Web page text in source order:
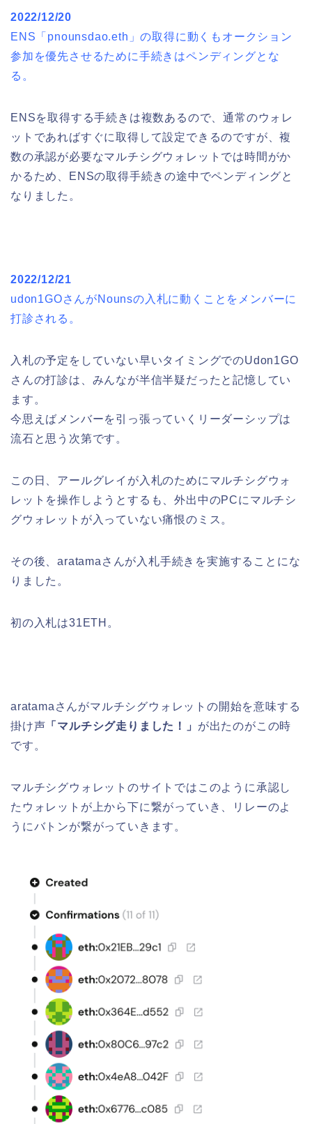
2022/12/20
ENS「pnounsdao.eth」の取得に動くもオークション
参加を優先させるために手続きはペンディングとな
る。
ENSを取得する手続きは複数あるので、通常のウォレ
ットであればすぐに取得して設定できるのですが、複
数の承認が必要なマルチシグウォレットでは時間がか
かるため、ENSの取得手続きの途中でペンディングと
なりました。
2022/12/21
udon1GOさんがNounsの入札に動くことをメンバーに
打診される。
入札の予定をしていない早いタイミングでのUdon1GO
さんの打診は、みんなが半信半疑だったと記憶してい
ます。
今思えばメンバーを引っ張っていくリーダーシップは
流石と思う次第です。
この日、アールグレイが入札のためにマルチシグウォ
レットを操作しようとするも、外出中のPCにマルチシ
グウォレットが入っていない痛恨のミス。
その後、aratamaさんが入札手続きを実施することにな
りました。
初の入札は31ETH。
aratamaさんがマルチシグウォレットの開始を意味する
掛け声 「マルチシグ走りました！」 が出たのがこの時
です。
マルチシグウォレットのサイトではこのように承認し
たウォレットが上から下に繋がっていき、リレーのよ
うにバトンが繋がっていきます。